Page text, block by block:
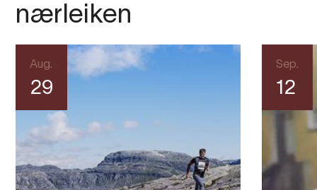
nærleiken
Aug.
29
Sep.
12